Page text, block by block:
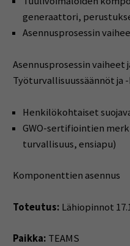
generaattori,
Asennusprosessin
Asennusprosessin vaiheet
Työturvallisuussäännöt ja
Henkilökohtaiset
GWO-sertifiointien
turvallisuus, ensiapu)
Komponenttien asennus
Toteutus: Lähiopinnot
Paikka: TEAMS